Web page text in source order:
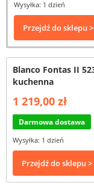
Wysyłka: 1 dzień
Przejdź do sklepu >
Blanco Fontas II
kuchenna
1 219,00 zł
Darmowa dostawa
Wysyłka: 1 dzień
Przejdź do sklepu >